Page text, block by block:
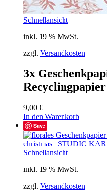
Schnellansicht
inkl. 19 % MwSt.
zzgl. Versandkosten
3x
Recyclingpapier
9,00 €
In den Warenkorb
Save
Schnellansicht
inkl. 19 % MwSt.
zzgl. Versandkosten